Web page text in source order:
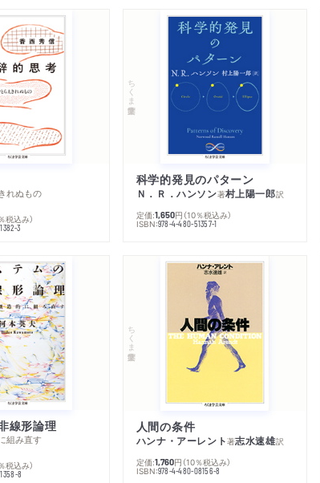
蛸浸し物／
／梅漬／思
酒／長崎打
塩蛸潮煮／
鮭焼／蜜柑
い素麺／春
飛び団子／
みれ／唐田
麦切り／鶚
デイラ／芋
物／菜盛り
／錦重ね／
田楽／香織
／秋田水団
／近江野田
ずわはんぺ
たせ方／酒
鱠／茄子て
れぬもの
税込み）
3
ちくま学芸文庫
科学的発見のパターン
Ｎ．Ｒ．ハンソン著村上陽一郎訳
定価:1,650円 （10％税込み）
ISBN:978-4-480-51357-1
線形論理
組み直す
税込み）
8
ちくま学芸文庫
人間の条件
ハンナ・アーレント著志水速雄訳
定価:1,760円 （10％税込み）
ISBN:978-4-480-08156-8